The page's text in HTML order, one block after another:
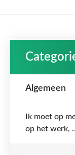
Algemeen
Ik moet op
op het werk,